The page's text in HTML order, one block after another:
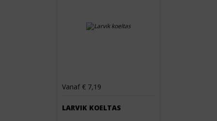
Vanaf € 7,19
LARVIK KOELTAS